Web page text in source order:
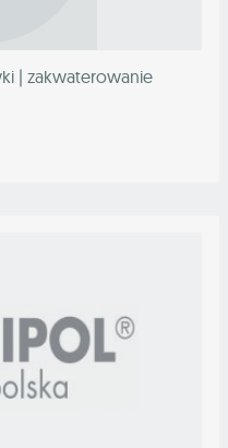
| zakwaterowanie